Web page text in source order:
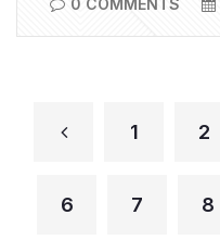
0 COMMENTS
1 2
6 7 8